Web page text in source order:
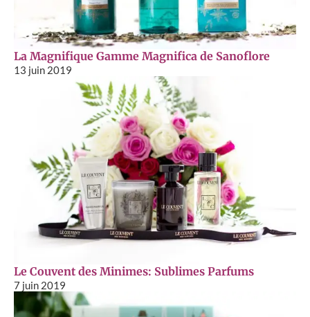
La Magnifique Gamme Magnifica de Sanoflore
13 juin 2019
Le Couvent des Minimes: Sublimes Parfums
7 juin 2019